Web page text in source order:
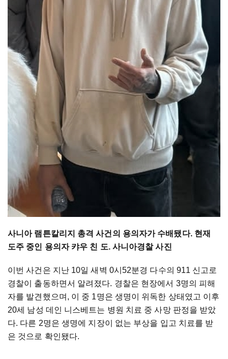
사니아 램튼칼리지 총격 사건의 용의자가 수배됐다. 현재
도주 중인 용의자 캬우 친 도. 사니아경찰 사진
이번 사건은 지난 10일 새벽 0시52분경 다수의 911 신고로
경찰이 출동하면서 알려졌다. 경찰은 현장에서 3명의 피해
자를 발견했으며, 이 중 1명은 생명이 위독한 상태였고 이후
20세 남성 데인 니스베트는 병원 치료 중 사망 판정을 받았
다. 다른 2명은 생명에 지장이 없는 부상을 입고 치료를 받
은 것으로 확인됐다.